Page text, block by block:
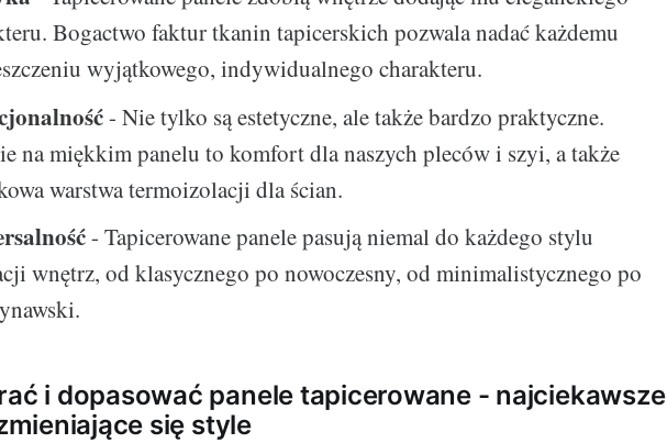
Bogactwo faktur tkanin tapicerskich pozwala nadać każdemu
wyjątkowego, indywidualnego charakteru.
- Nie tylko są estetyczne, ale także bardzo praktyczne.
na miękkim panelu to komfort dla naszych pleców i szyi, a także
warstwa termoizolacji dla ścian.
- Tapicerowane panele pasują niemal do każdego stylu
wnętrz, od klasycznego po nowoczesny, od minimalistycznego po
i dopasować panele tapicerowane - najciekawsze
się style